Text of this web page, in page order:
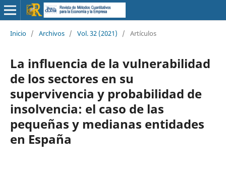
Inicio / Archivos / Vol. 32 (2021) / Artículos
La influencia de la vulnerabilidad
de los sectores en su
supervivencia y probabilidad de
insolvencia: el caso de las
pequeñas y medianas entidades
en España